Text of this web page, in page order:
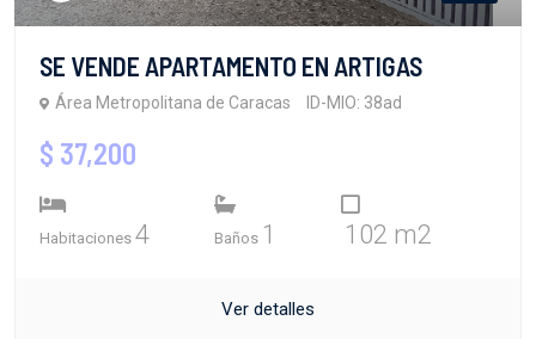
SE VENDE APARTAMENTO EN ARTIGAS
Área Metropolitana de Caracas ID-MIO: 38ad
$ 37,200
Habitaciones 4 Baños 1 102 m2
Ver detalles